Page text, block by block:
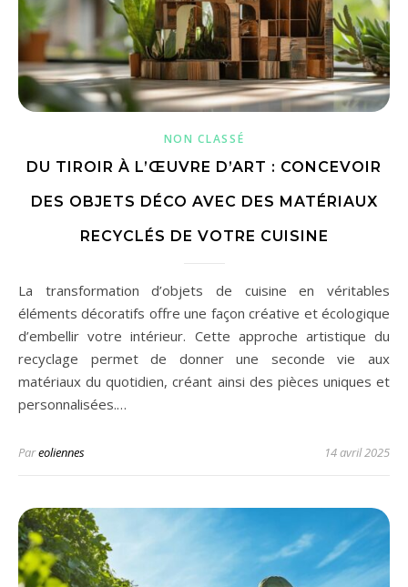
NON CLASSÉ
DU TIROIR À L’ŒUVRE D’ART : CONCEVOIR
DES OBJETS DÉCO AVEC DES MATÉRIAUX
RECYCLÉS DE VOTRE CUISINE
La transformation d’objets de cuisine en véritables
éléments décoratifs offre une façon créative et écologique
d’embellir votre intérieur. Cette approche artistique du
recyclage permet de donner une seconde vie aux
matériaux du quotidien, créant ainsi des pièces uniques et
personnalisées.…
Pareoliennes 14 avril 2025